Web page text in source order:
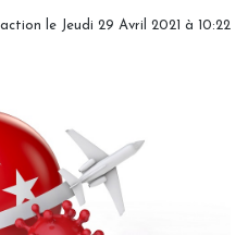
le Jeudi 29 Avril 2021 à 10:22